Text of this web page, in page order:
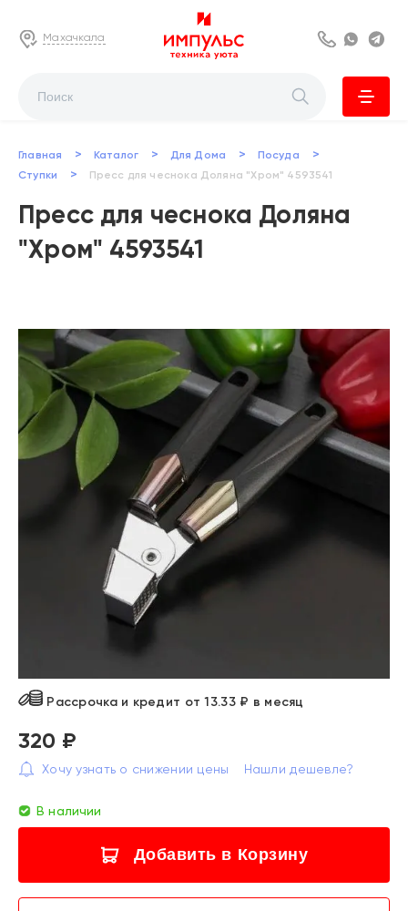
Махачкала 8 800 222 63
Главная > Каталог > Для Дома > Посуда >
Ступки > Пресс для чеснока Доляна "Хром" 4593541
Пресс для чеснока Доляна
"Хром" 4593541
Рассрочка и кредит от 13.33 ₽ в месяц
320 ₽
Хочу узнать о снижении цены Нашли дешевле?
В наличии
Добавить в Корзину